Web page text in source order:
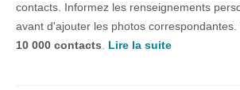
contacts. Informez les renseignements
avant d'ajouter les photos correspondantes.
10 000 contacts
Lire la suite